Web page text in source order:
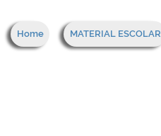
Home MATERIAL ESCOLAR